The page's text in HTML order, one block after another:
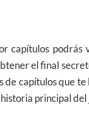
capítulos
el final
de capítulos que
principal del